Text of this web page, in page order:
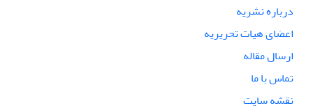
درباره نشریه
اعضای هیات تحریریه
ارسال مقاله
تماس با ما
نقشه سایت